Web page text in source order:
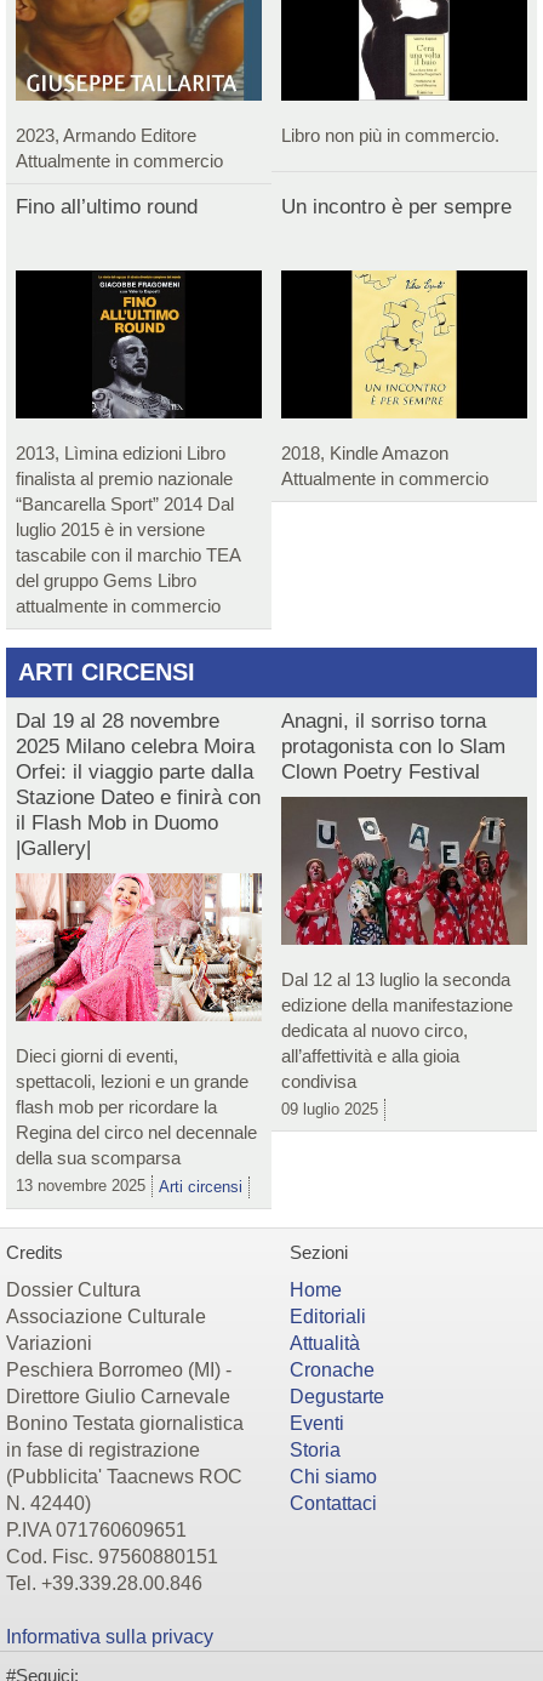
2023, Armando Editore
Attualmente in commercio
Libro non più in commercio.
Fino all’ultimo round
2013, Lìmina edizioni Libro
finalista al premio nazionale
“Bancarella Sport” 2014 Dal
luglio 2015 è in versione
tascabile con il marchio TEA
del gruppo Gems Libro
attualmente in commercio
Un incontro è per sempre
2018, Kindle Amazon
Attualmente in commercio
ARTI CIRCENSI
Dal 19 al 28 novembre
2025 Milano celebra Moira
Orfei: il viaggio parte dalla
Stazione Dateo e finirà con
il Flash Mob in Duomo
|Gallery|
Dieci giorni di eventi,
spettacoli, lezioni e un grande
flash mob per ricordare la
Regina del circo nel decennale
della sua scomparsa
13 novembre 2025 Arti circensi
Anagni, il sorriso torna
protagonista con lo Slam
Clown Poetry Festival
Dal 12 al 13 luglio la seconda
edizione della manifestazione
dedicata al nuovo circo,
all’affettività e alla gioia
condivisa
09 luglio 2025
Credits
Dossier Cultura
Associazione Culturale
Variazioni
Peschiera Borromeo (MI) -
Direttore Giulio Carnevale
Bonino Testata giornalistica
in fase di registrazione
(Pubblicita' Taacnews ROC
N. 42440)
P.IVA 071760609651
Cod. Fisc. 97560880151
Tel. +39.339.28.00.846
Informativa sulla privacy
Sezioni
Home
Editoriali
Attualità
Cronache
Degustarte
Eventi
Storia
Chi siamo
Contattaci
#Seguici: